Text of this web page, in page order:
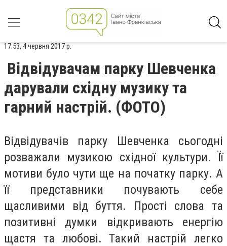
17:53, 4 червня 2017 р.
Відвідувачам парку Шевченка
дарували східну музику та
гарний настрій. (ФОТО)
Відвідувачів парку Шевченка сьогодні
розважали музикою східної культури. Її
мотиви було чути ще на початку парку. А
її представники почувають себе
щасливими від буття. Прості слова та
позитивні думки відкривають енергію
щастя та любові. Такий настрій легко